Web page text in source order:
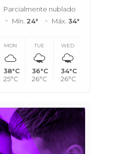
Parcialmente nublado
Mín. 24° Máx. 34°
MON
38°C
25°C
TUE
36°C
26°C
WED
34°C
26°C